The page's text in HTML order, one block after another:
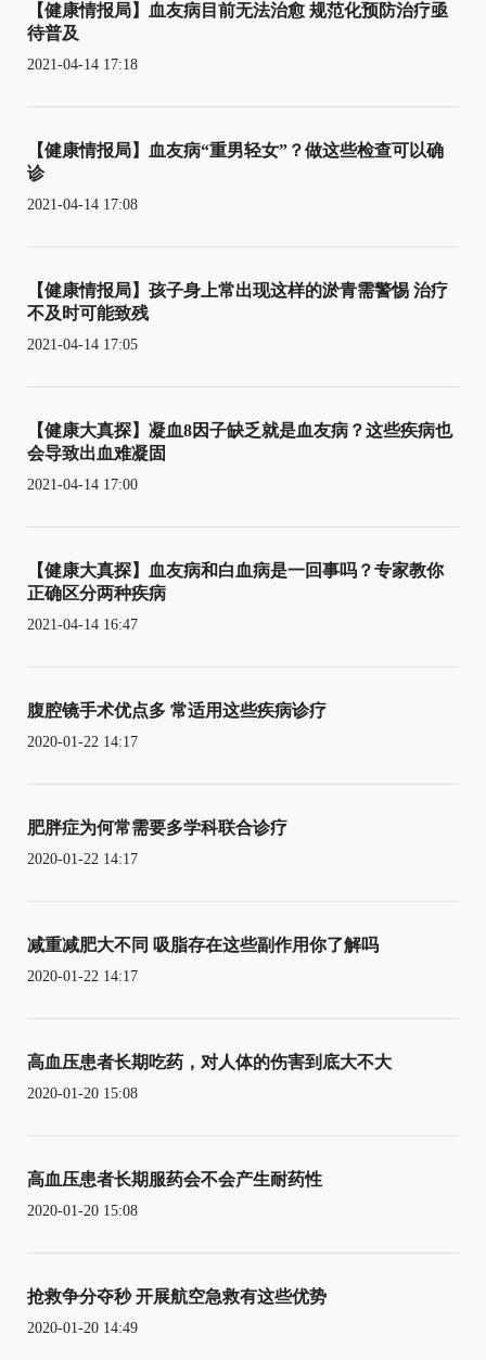
【健康情报局】血友病目前无法治愈 规范化预防治疗亟
待普及
2021-04-14 17:18
【健康情报局】血友病“重男轻女”？做这些检查可以确
诊
2021-04-14 17:08
【健康情报局】孩子身上常出现这样的淤青需警惕 治疗
不及时可能致残
2021-04-14 17:05
【健康大真探】凝血8因子缺乏就是血友病？这些疾病也
会导致出血难凝固
2021-04-14 17:00
【健康大真探】血友病和白血病是一回事吗？专家教你
正确区分两种疾病
2021-04-14 16:47
腹腔镜手术优点多 常适用这些疾病诊疗
2020-01-22 14:17
肥胖症为何常需要多学科联合诊疗
2020-01-22 14:17
减重减肥大不同 吸脂存在这些副作用你了解吗
2020-01-22 14:17
高血压患者长期吃药，对人体的伤害到底大不大
2020-01-20 15:08
高血压患者长期服药会不会产生耐药性
2020-01-20 15:08
抢救争分夺秒 开展航空急救有这些优势
2020-01-20 14:49